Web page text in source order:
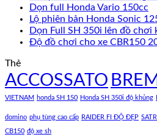
Dọn full Honda Vario 150cc
Lộ phiên bản Honda Sonic
Dọn Full SH 350i lên đồ chơi
Độ đồ chơi cho xe CBR150
Thẻ
ACCOSSATO
VIETNAM honda SH 150 Honda SH 350i độ khủng
domino phụ tùng cao cấp RAIDER FI ĐỘ ĐẸP
CB150 độ xe sh